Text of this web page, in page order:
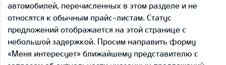
автомобилей, перечисленных в этом разделе и не
относятся к обычным прайс-листам. Статус
предложений отображается на этой странице с
небольшой задержкой. Просим направить форму
«Меня интересует» ближайшему представителю с